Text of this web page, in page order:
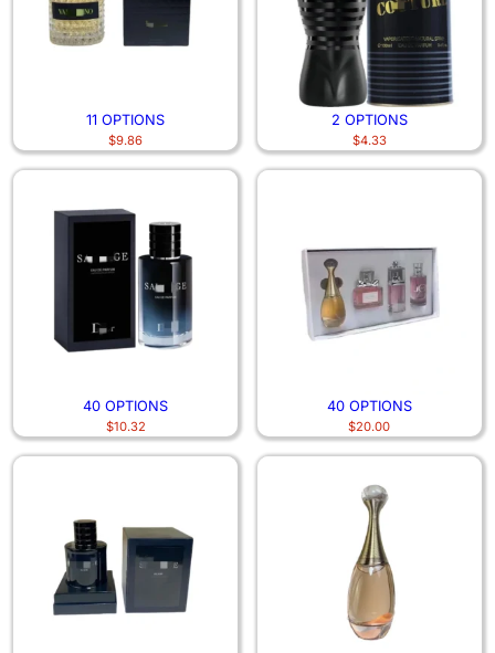
11 OPTIONS
$9.86
2 OPTIONS
$4.33
40 OPTIONS
$10.32
40 OPTIONS
$20.00